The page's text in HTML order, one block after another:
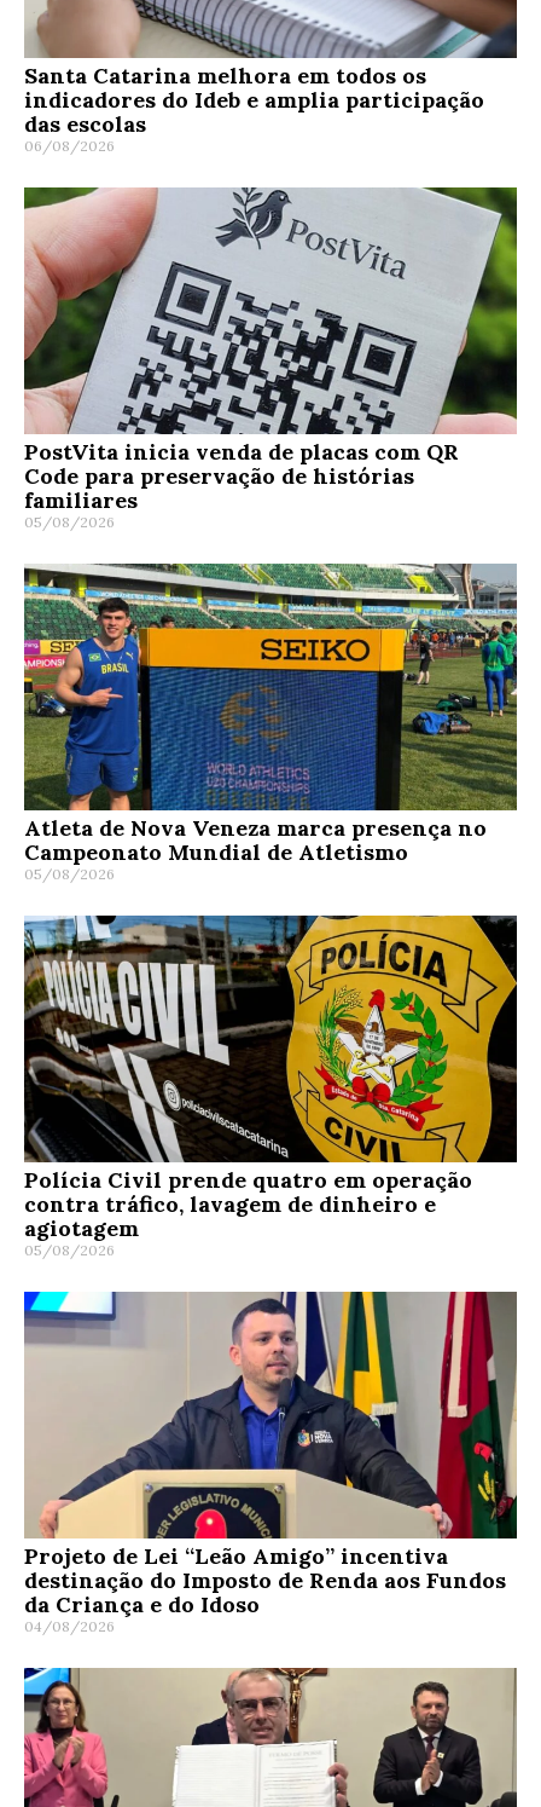
Santa Catarina melhora em todos os
indicadores do Ideb e amplia participação
das escolas
06/08/2026
PostVita inicia venda de placas com QR
Code para preservação de histórias
familiares
05/08/2026
Atleta de Nova Veneza marca presença no
Campeonato Mundial de Atletismo
05/08/2026
Polícia Civil prende quatro em operação
contra tráfico, lavagem de dinheiro e
agiotagem
05/08/2026
Projeto de Lei “Leão Amigo” incentiva
destinação do Imposto de Renda aos Fundos
da Criança e do Idoso
04/08/2026